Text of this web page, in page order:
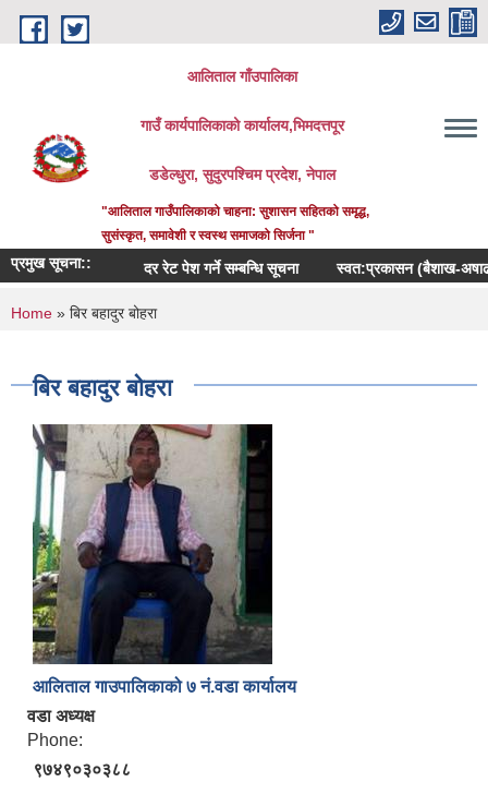
Skip to main content
आलिताल गाँउपालिका
गाउँ कार्यपालिकाको कार्यालय,भिमदत्तपूर
डडेल्धुरा, सुदुरपश्चिम प्रदेश, नेपाल
"आलिताल गाउँपालिकाको चाहना: सुशासन सहितको समृद्ध,
सुसंस्कृत, समावेशी र स्वस्थ समाजको सिर्जना "
प्रमुख सूचना:: दर रेट पेश गर्ने सम्बन्धि सूचना स्वत:प्रकासन (बैशाख-अषाढ)
You are here
Home » बिर बहादुर बोहरा
बिर बहादुर बोहरा
आलिताल गाउपालिकाको ७ नं.वडा कार्यालय
वडा अध्यक्ष
Phone:
९७४९०३०३८८